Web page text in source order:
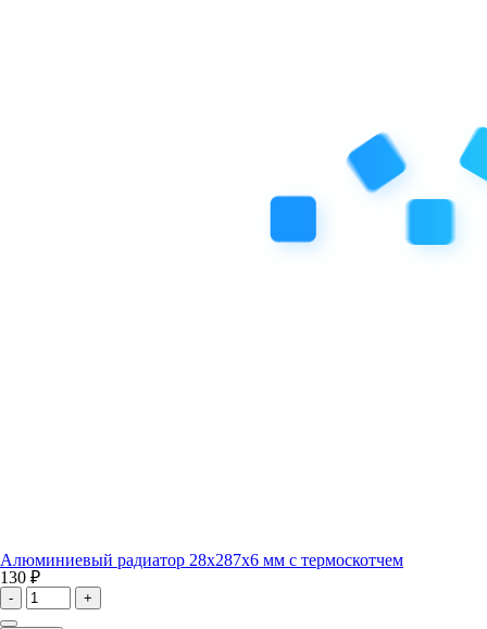
Алюминиевый радиатор 28x287x6 мм с термоскотчем
130 ₽
- +